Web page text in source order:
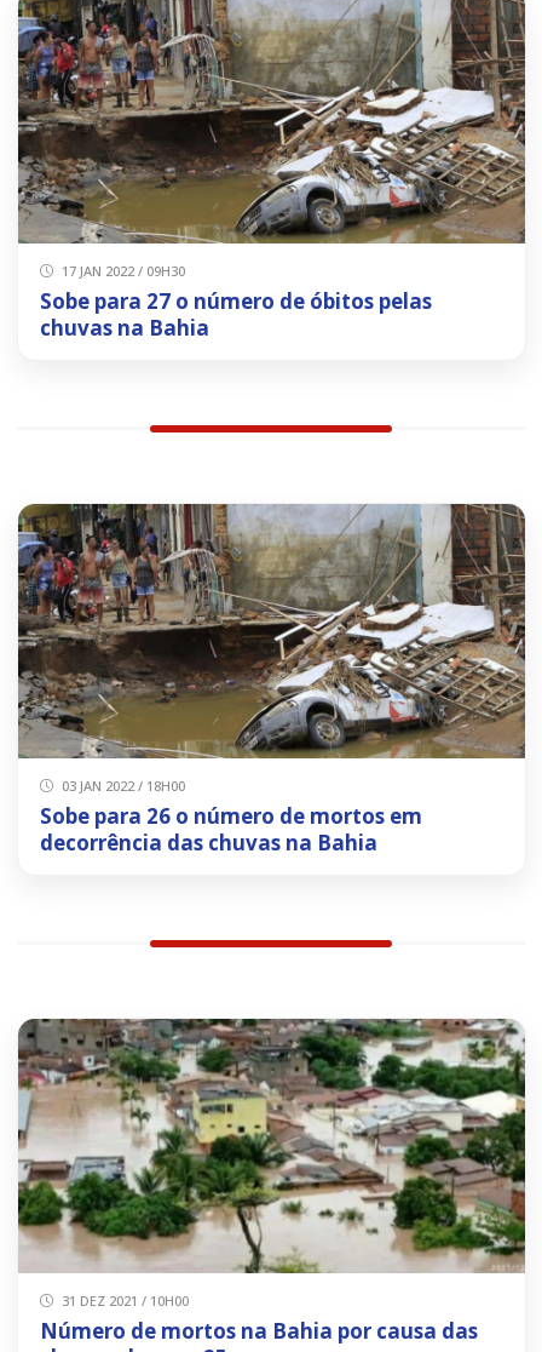
17 JAN 2022 / 09H30
Sobe para 27 o número de óbitos pelas
chuvas na Bahia
03 JAN 2022 / 18H00
Sobe para 26 o número de mortos em
decorrência das chuvas na Bahia
31 DEZ 2021 / 10H00
Número de mortos na Bahia por causa das